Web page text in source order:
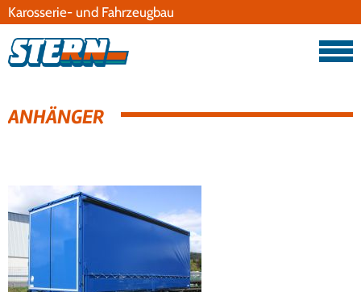
Karosserie- und Fahrzeugbau
Impressum
ANHÄNGER